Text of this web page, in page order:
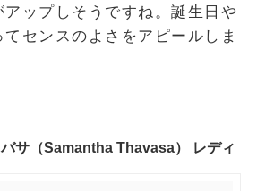
アップしそうですね。誕生日や
センスのよさをアピールしま